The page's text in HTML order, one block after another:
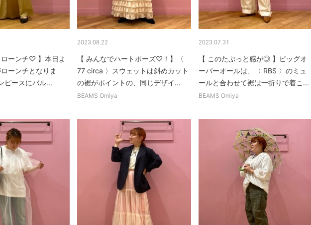
ローンチ♡ 】本日よ
ーンチとなりま
ピースにバル...
2023.08.22
【 みんなでハートポーズ♡！】〈
77 circa 〉スウェットは斜めカット
の裾がポイントの、同じデザイ...
BEAMS Omiya
2023.07.31
【 このたぷっと感が◎ 】ビッグオ
ーバーオールは、〈 RBS 〉のミュ
ールと合わせて裾は一折りで着こ...
BEAMS Omiya